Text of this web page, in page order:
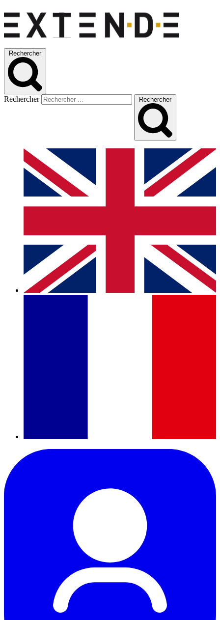
Rechercher
Rechercher Rechercher